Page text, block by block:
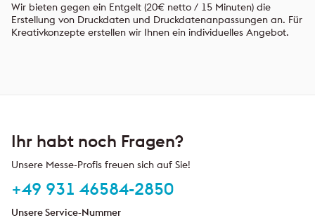
Wir bieten gegen ein Entgelt (20€ netto / 15 Minuten) die
Erstellung von Druckdaten und Druckdatenanpassungen an. Für
Kreativkonzepte erstellen wir Ihnen ein individuelles Angebot.
Ihr habt noch Fragen?
Unsere Messe-Profis freuen sich auf Sie!
+49 931 46584-2850
Unsere Service-Nummer